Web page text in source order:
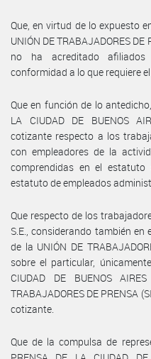
Que, en virtud de lo expuesto
UNIÓN DE TRABAJADORES DE
no ha acreditado
conformidad a lo que requiere
Que en función de lo
LA CIUDAD DE BUENOS
cotizante respecto a los
con empleadores de la
comprendidas en el
estatuto de empleados
Que respecto de los
S.E., considerando también
de la UNIÓN DE
sobre el particular,
CIUDAD DE BUENOS
TRABAJADORES DE PRENSA
cotizante.
Que de la compulsa de